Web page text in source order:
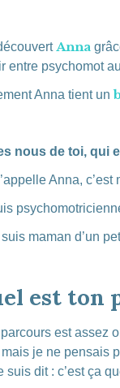
Anna
entre psychomot
Anna tient un
nous de toi, qui
Anna,
suis maman d’un
est ton
est assez
mais je ne pensais
suis dit : c’est ça